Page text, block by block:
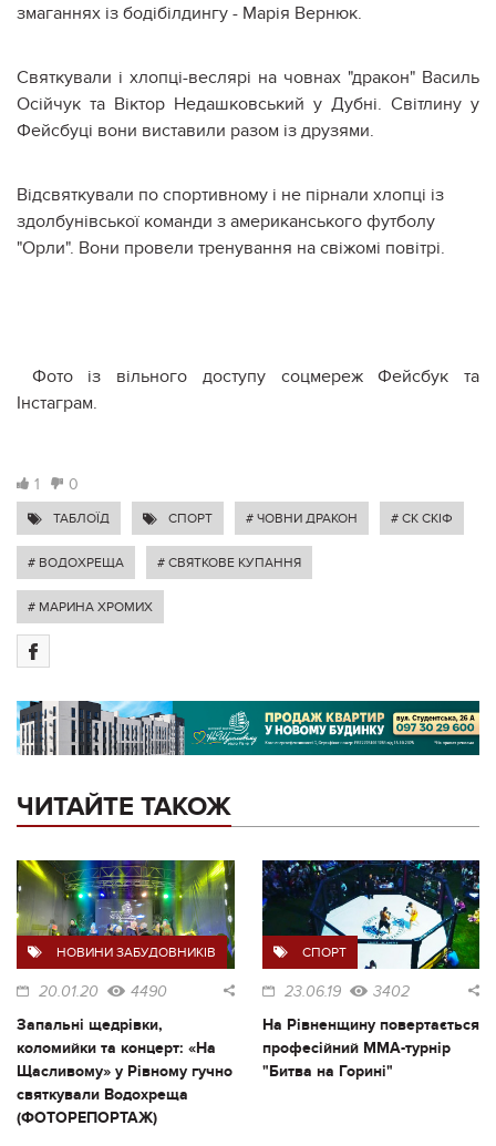
змаганнях із бодібілдингу - Марія Вернюк.
Святкували і хлопці-веслярі на човнах "дракон" Василь
Осійчук та Віктор Недашковський у Дубні. Світлину у
Фейсбуці вони виставили разом із друзями.
Відсвяткували по спортивному і не пірнали хлопці із
здолбунівської команди з американського футболу
"Орли". Вони провели тренування на свіжомі повітрі.
Фото із вільного доступу соцмереж Фейсбук та
Інстаграм.
1 0
ТАБЛОЇД СПОРТ # ЧОВНИ ДРАКОН # СК СКІФ
# ВОДОХРЕЩА # СВЯТКОВЕ КУПАННЯ
# МАРИНА ХРОМИХ
ЧИТАЙТЕ ТАКОЖ
НОВИНИ ЗАБУДОВНИКІВ
20.01.20 4490
Запальні щедрівки,
коломийки та концерт: «На
Щасливому» у Рівному гучно
святкували Водохреща
(ФОТОРЕПОРТАЖ)
СПОРТ
23.06.19 3402
На Рівненщину повертається
професійний ММА-турнір
"Битва на Горині"